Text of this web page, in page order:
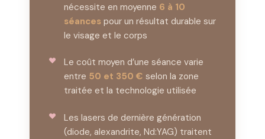
nécessite en moyenne 6 à 10
séancespour un résultat durable sur
le visage et le corps
Le coût moyen d’une séance varie
entre 50 et 350 € selon la zone
traitée et la technologie utilisée
Les lasers de dernière génération
(diode, alexandrite, Nd:YAG) traitent